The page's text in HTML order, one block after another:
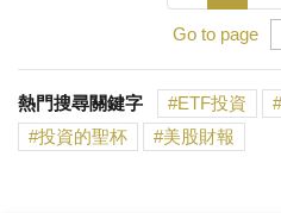
Go to page
熱門搜尋關鍵字 ETF投資
投資的聖杯
美股財報